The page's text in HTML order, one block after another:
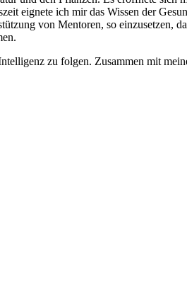
eignete ich mir das Wissen der
von Mentoren, so einzusetzen,
zu folgen. Zusammen mit